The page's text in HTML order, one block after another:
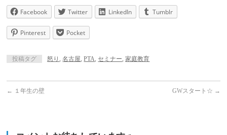
Facebook Twitter LinkedIn Tumblr
Pinterest Pocket
投稿タグ 怒り,名古屋,PTA, セミナー,家庭教育
← １年生の壁 GWスタート☆ →